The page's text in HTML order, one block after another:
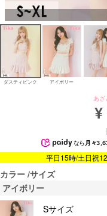
ダスティピンク アイボリー
あざ
¥
なら月々
平日15時/土日祝
カラー サイズ
アイボリー
Sサイズ